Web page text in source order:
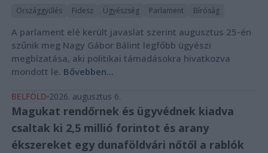
Országgyűlés Fidesz Ügyészség Parlament Bíróság
A parlament elé került javaslat szerint augusztus 25-én
szűnik meg Nagy Gábor Bálint legfőbb ügyészi
megbízatása, aki politikai támadásokra hivatkozva
mondott le. Bővebben...
BELFÖLD 2026. augusztus 6.
Magukat rendőrnek és ügyvédnek kiadva
csaltak ki 2,5 millió forintot és arany
ékszereket egy dunaföldvári nőtől a rablók